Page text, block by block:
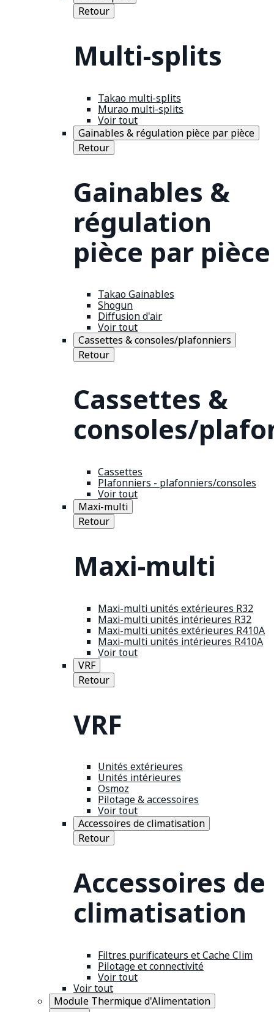
Retour
Multi-splits
Takao multi-splits
Murao multi-splits
Voir tout
Gainables & régulation pièce par pièce
Retour
Gainables &
régulation
pièce par pièce
Takao Gainables
Shogun
Diffusion d'air
Voir tout
Cassettes & consoles/plafonniers
Retour
Cassettes &
consoles/
Cassettes
Plafonniers - plafonniers/consoles
Voir tout
Maxi-multi
Retour
Maxi-multi
Maxi-multi unités extérieures R32
Maxi-multi unités intérieures R32
Maxi-multi unités extérieures R410A
Maxi-multi unités intérieures R410A
Voir tout
VRF
Retour
VRF
Unités extérieures
Unités intérieures
Osmoz
Pilotage & accessoires
Voir tout
Accessoires de climatisation
Retour
Accessoires de
climatisation
Filtres purificateurs et Cache Clim
Pilotage et connectivité
Voir tout
Voir tout
Module Thermique d'Alimentation